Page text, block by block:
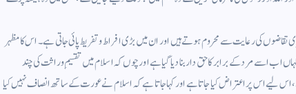
تقاضوں کی رعایت سے محروم ہوتے ہیں اور ان میں بڑی افراط و تفریط پائی جاتی ہے ۔ اس کا مظہر
اب اسے مرد کے برابر کا حق دار بنا دیا گیا ہے اور چوں کہ اسلام میں تقسیمِ وراثت کی چند
لیے اس پر اعتراض کیا جاتا ہے اور کہا جاتا ہے کہ اسلام نے عورت کے ساتھ انصاف نہیں کیا